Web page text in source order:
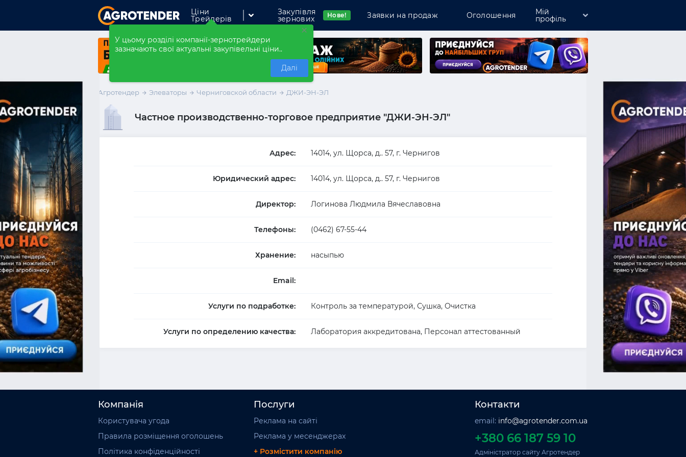
Ціни
Трейдерів
Закупівлі
Компанії
Розмістити компанію
Закупівля
зернових Нове! Заявки на продаж Оголошення Мій
профіль
Зареєструватись
Увійти
Агротендер Элеваторы Черниговской области ДЖИ-ЭН-ЭЛ
Частное производственно-торговое предприятие "ДЖИ-ЭН-ЭЛ"
Адрес: 14014, ул. Щорса, д.. 57, г. Чернигов
Юридический адрес: 14014, ул. Щорса, д.. 57, г. Чернигов
Директор: Логинова Людмила Вячеславовна
Телефоны: (0462) 67-55-44
Хранение: насыпью
Email:
Услуги по подработке: Контроль за температурой, Сушка, Очистка
Услуги по определению качества: Лаборатория аккредитована, Персонал аттестованный
Компанія
Користувача угода
Правила розміщення оголошень
Політика конфіденційності
Послуги
Реклама на сайті
Реклама у месенджерах
+ Розмістити компанію
Контакти
email: info@agrotender.com.ua
+380 66 187 59 10
Адміністратор сайту Агротендер
×
У цьому розділі компанії-зернотрейдери
зазначають свої актуальні закупівельні ціни..
Далі